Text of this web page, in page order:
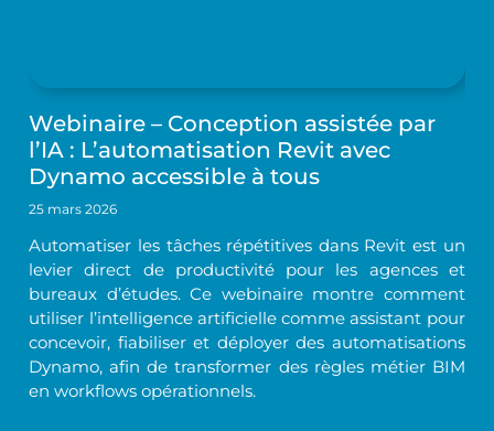
Webinaire – Conception assistée par
l’IA : L’automatisation Revit avec
Dynamo accessible à tous
25 mars 2026
Automatiser les tâches répétitives dans Revit est un
levier direct de productivité pour les agences et
bureaux d’études. Ce webinaire montre comment
utiliser l’intelligence artificielle comme assistant pour
concevoir, fiabiliser et déployer des automatisations
Dynamo, afin de transformer des règles métier BIM
en workflows opérationnels.